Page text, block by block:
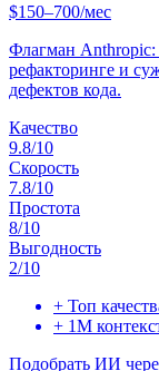
$150–700/мес
Флагман Anthropic:
рефакторинге и
дефектов кода.
Качество
9.8/10
Скорость
7.8/10
Простота
8/10
Выгодность
2/10
+ Топ
+ 1M
Подобрать ИИ